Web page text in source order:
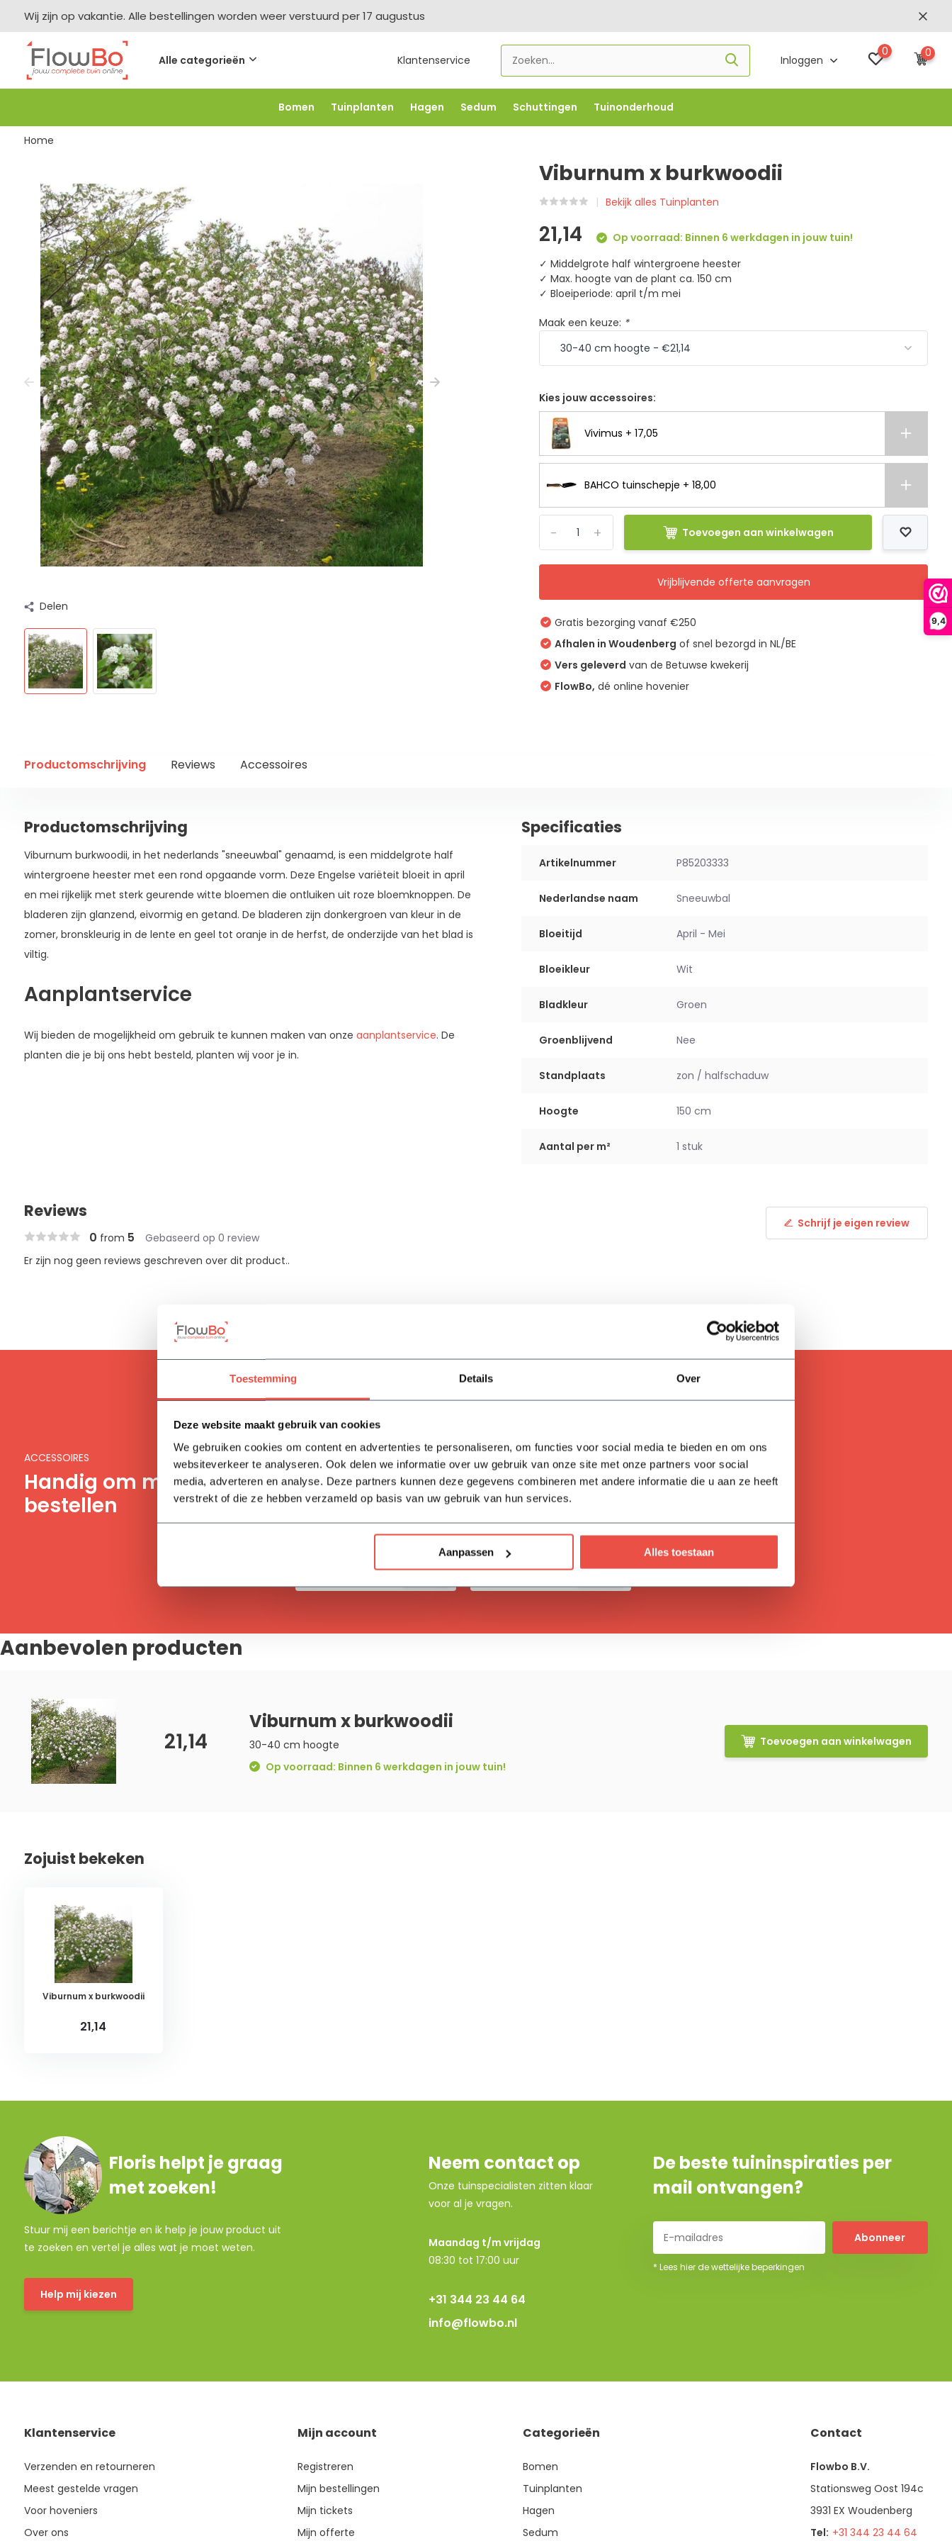
Toestemming Details Over
Deze website maakt gebruik van cookies
We gebruiken cookies om content en advertenties te personaliseren, om functies voor social media te bieden en om ons
websiteverkeer te analyseren. Ook delen we informatie over uw gebruik van onze site met onze partners voor social
media, adverteren en analyse. Deze partners kunnen deze gegevens combineren met andere informatie die u aan ze heeft
verstrekt of die ze hebben verzameld op basis van uw gebruik van hun services.
Aanpassen Alles toestaan
9,4
Wij zijn op vakantie. Alle bestellingen worden weer verstuurd per 17 augustus
Alle categorieën Klantenservice Inloggen
0 0
Bomen Tuinplanten Hagen Sedum Schuttingen Tuinonderhoud
-2,5% vanaf €250 -FLOWBO250 -5% vanaf €500 -FLOWBO500 -7,5% vanaf €1000 -
Home
Delen
Viburnum x burkwoodii
Bekijk alles Tuinplanten
21,14
Op voorraad: Binnen 6 werkdagen in jouw tuin!
✓ Middelgrote half wintergroene heester
✓ Max. hoogte van de plant ca. 150 cm
✓ Bloeiperiode: april t/m mei
Maak een keuze: *
Kies jouw accessoires:
Vivimus + 17,05
BAHCO tuinschepje + 18,00
+
- Toevoegen aan winkelwagen
Vrijblijvende offerte aanvragen
Gratis bezorging vanaf €250
Afhalen in Woudenberg of snel bezorgd in NL/BE
Vers geleverd van de Betuwse kwekerij
FlowBo, dé online hovenier
Productomschrijving Reviews Accessoires
Productomschrijving
Viburnum burkwoodii, in het nederlands "sneeuwbal" genaamd, is een middelgrote half
wintergroene heester met een rond opgaande vorm. Deze Engelse variëteit bloeit in april
en mei rijkelijk met sterk geurende witte bloemen die ontluiken uit roze bloemknoppen. De
bladeren zijn glanzend, eivormig en getand. De bladeren zijn donkergroen van kleur in de
zomer, bronskleurig in de lente en geel tot oranje in de herfst, de onderzijde van het blad is
viltig.
Aanplantservice
Wij bieden de mogelijkheid om gebruik te kunnen maken van onze aanplantservice. De
planten die je bij ons hebt besteld, planten wij voor je in.
Specificaties
Artikelnummer P85203333
Nederlandse naam Sneeuwbal
Bloeitijd April - Mei
Bloeikleur Wit
Bladkleur Groen
Groenblijvend Nee
Standplaats zon / halfschaduw
Hoogte 150 cm
Aantal per m² 1 stuk
Reviews
0 from 5 Gebaseerd op 0 review
Schrijf je eigen review
Er zijn nog geen reviews geschreven over dit product..
ACCESSOIRES
Handig om mee te
bestellen
Vivimus
17,05
BAHCO tuinschepje
18,-
Aanbevolen producten
21,14
Viburnum x burkwoodii
30-40 cm hoogte
Op voorraad: Binnen 6 werkdagen in jouw tuin!
Toevoegen aan winkelwagen
Zojuist bekeken
Viburnum x burkwoodii
21,14
Floris helpt je graag
met zoeken!
Stuur mij een berichtje en ik help je jouw product uit
te zoeken en vertel je alles wat je moet weten.
Help mij kiezen
Neem contact op
Onze tuinspecialisten zitten klaar
voor al je vragen.
Maandag t/m vrijdag
08:30 tot 17:00 uur
+31 344 23 44 64
info@flowbo.nl
De beste tuininspiraties per
mail ontvangen?
Abonneer
* Lees hier de wettelijke beperkingen
Klantenservice
Verzenden en retourneren
Meest gestelde vragen
Voor hoveniers
Over ons
Mijn account
Registreren
Mijn bestellingen
Mijn tickets
Mijn offerte
Categorieën
Bomen
Tuinplanten
Hagen
Sedum
Contact
Flowbo B.V.
Stationsweg Oost 194c
3931 EX Woudenberg
Tel: +31 344 23 44 64